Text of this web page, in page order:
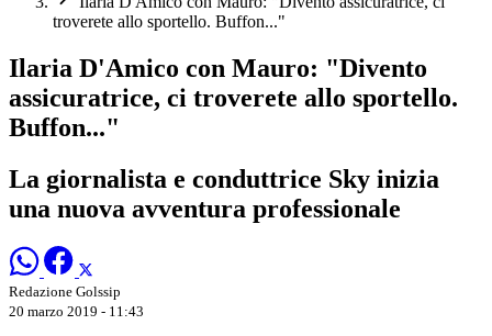
troverete allo sportello. Buffon..."
Ilaria D'Amico con Mauro: "Divento
assicuratrice, ci troverete allo sportello.
Buffon..."
La giornalista e conduttrice Sky inizia
una nuova avventura professionale
Redazione Golssip
20 marzo 2019 - 11:43